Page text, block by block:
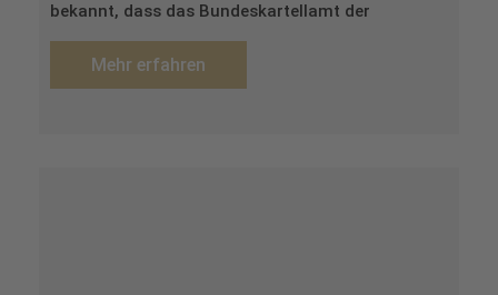
bekannt, dass das Bundeskartellamt der
Mehr erfahren